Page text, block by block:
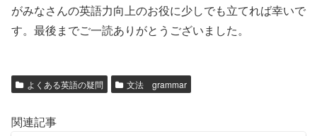
がみなさんの英語力向上のお役に少しでも立てれば幸いで
す。最後までご一読ありがとうございました。
よくある英語の疑問 文法 grammar
関連記事